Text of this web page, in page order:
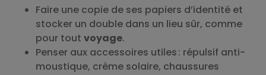
Faire une copie de ses papiers d’identité et
stocker un double dans un lieu sûr, comme
pour tout voyage.
Penser aux accessoires utiles : répulsif anti-
moustique, crème solaire, chaussures